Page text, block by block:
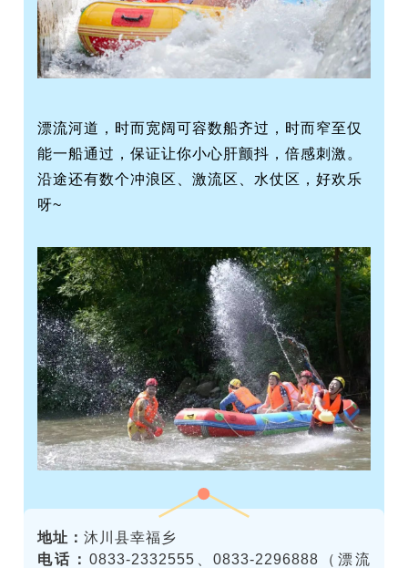
漂流河道，时而宽阔可容数船齐过，时而窄至仅
能一船通过，保证让你小心肝颤抖，倍感刺激。
沿途还有数个冲浪区、激流区、水仗区，好欢乐
呀~
地址： 沐川县幸福乡
电话： 0833-2332555、0833-2296888（漂流